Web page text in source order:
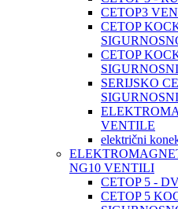
CETOP3
CETOP
CETOP
SERIJSKO
VENTILE
električni
NG10 VENTILI
CETOP 5 -
CETOP 5